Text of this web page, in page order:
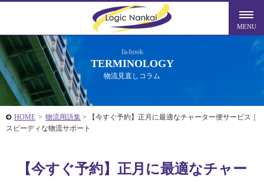
fa-book
TERMINOLOGY
物流見直しコラム
HOME > 物流用語集 >
【今すぐ予約】正月に最適なチャーター便サービス｜
スピーディな物流サポート
【今すぐ予約】正月に最適なチャー